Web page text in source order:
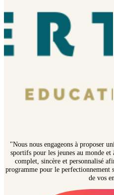
"Nous nous engageons à proposer
sportifs pour les jeunes au monde
complet, sincère et personnalisé
programme pour le perfectionnement
de vos